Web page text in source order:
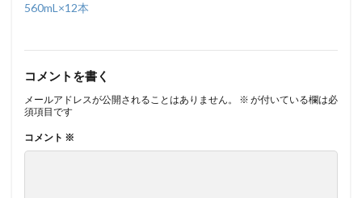
560mL×12本
コメントを書く
メールアドレスが公開されることはありません。 ※ が付いている欄は必
須項目です
コメント ※